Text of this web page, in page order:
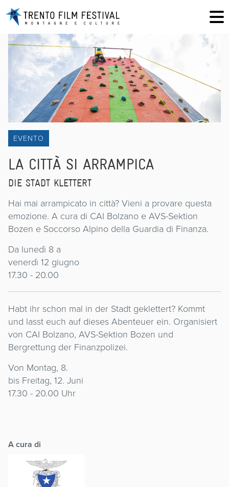
EVENTO
LA CITTÀ SI ARRAMPICA
DIE STADT KLETTERT
Hai mai arrampicato in città? Vieni a provare questa
emozione. A cura di CAI Bolzano e AVS-Sektion
Bozen e Soccorso Alpino della Guardia di Finanza.
Da lunedì 8 a
venerdì 12 giugno
17.30 - 20.00
Habt ihr schon mal in der Stadt geklettert? Kommt
und lasst euch auf dieses Abenteuer ein. Organisiert
von CAI Bolzano, AVS-Sektion Bozen und
Bergrettung der Finanzpolizei.
Von Montag, 8.
bis Freitag, 12. Juni
17.30 - 20.00 Uhr
A cura di